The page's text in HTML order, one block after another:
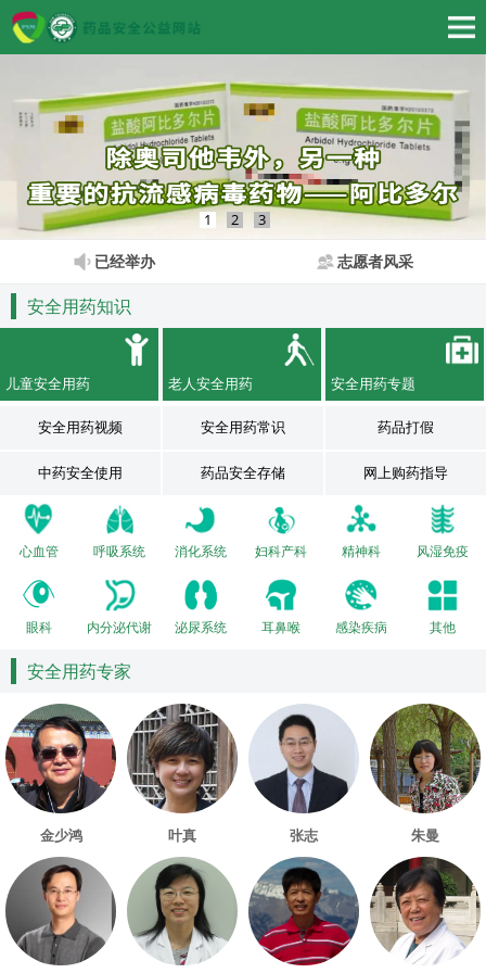
1 2 3
已经举办 志愿者风采
安全用药知识
儿童安全用药 老人安全用药 安全用药专题
安全用药视频 安全用药常识 药品打假
中药安全使用 药品安全存储 网上购药指导
心血管 呼吸系统 消化系统 妇科产科 精神科 风湿免疫
眼科 内分泌代谢 泌尿系统 耳鼻喉 感染疾病 其他
安全用药专家
金少鸿 叶真 张志 朱曼